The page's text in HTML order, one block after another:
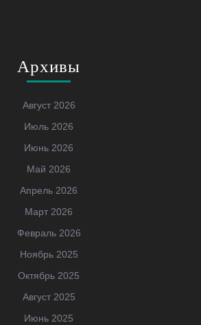
Архивы
Август 2026
Июль 2026
Июнь 2026
Май 2026
Апрель 2026
Март 2026
Февраль 2026
Ноябрь 2025
Октябрь 2025
Август 2025
Июнь 2025